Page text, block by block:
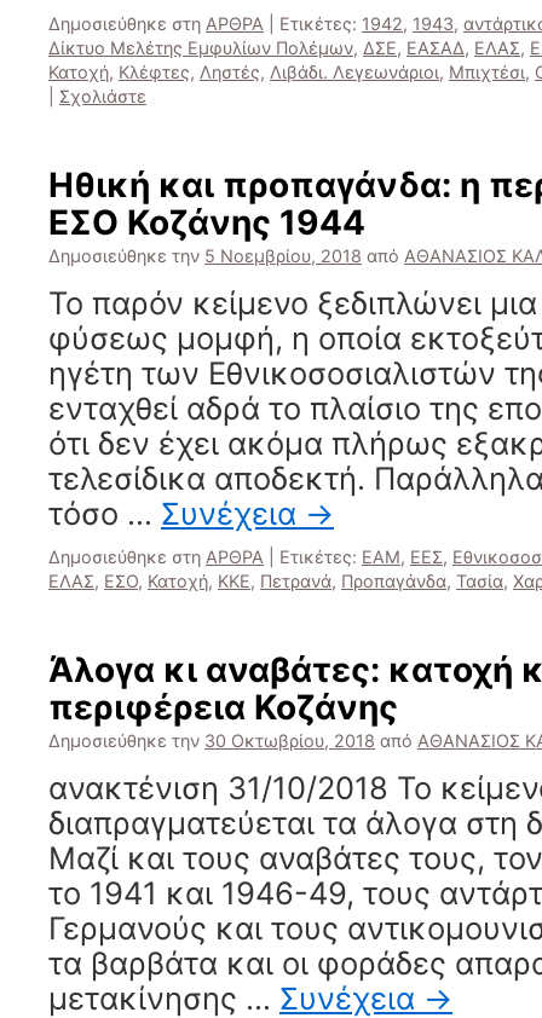
Δημοσιεύθηκε στη ΑΡΘΡΑ Ετικέτες: 1942, 1943,
Δίκτυο Μελέτης Εμφυλίων Πολέμων, ΔΣΕ, ΕΑΣΑΔ, ΕΛΑΣ,
Κατοχή, Κλέφτες, Ληστές, Λιβάδι. Λεγεωνάριοι, Μπιχτέσι,
Σχολιάστε
Ηθική και προπαγάνδα: η
ΕΣΟ Κοζάνης 1944
Δημοσιεύθηκε την 5 Νοεμβρίου, 2018 από ΑΘΑΝΑΣΙΟΣ
Το παρόν κείμενο ξεδιπλώνει
φύσεως μομφή, η οποία
ηγέτη των Εθνικοσοσιαλιστών
ενταχθεί αδρά το πλαίσιο της
ότι δεν έχει ακόμα πλήρως
τελεσίδικα αποδεκτή.
τόσο … Συνέχεια →
Δημοσιεύθηκε στη ΑΡΘΡΑ Ετικέτες: ΕΑΜ, ΕΕΣ,
ΕΛΑΣ, ΕΣΟ, Κατοχή, ΚΚΕ, Πετρανά, Προπαγάνδα, Τασία,
Άλογα κι αναβάτες: κατοχή
περιφέρεια Κοζάνης
Δημοσιεύθηκε την 30 Οκτωβρίου, 2018 από ΑΘΑΝΑΣΙΟΣ
ανακτένιση 31/10/2018 Το
διαπραγματεύεται τα άλογα στη
Μαζί και τους αναβάτες τους,
το 1941 και 1946-49, τους
Γερμανούς και τους
τα βαρβάτα και οι φοράδες
μετακίνησης … Συνέχεια →